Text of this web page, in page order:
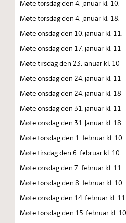
Møte torsdag den 4. januar kl. 10.
Møte torsdag den 4. januar kl. 18.
Møte onsdag den 10. januar kl. 11.
Møte onsdag den 17. januar kl. 11
Møte tirsdag den 23. januar kl. 10
Møte onsdag den 24. januar kl. 11
Møte onsdag den 24. januar kl. 18
Møte onsdag den 31. januar kl. 11
Møte onsdag den 31. januar kl. 18
Møte torsdag den 1. februar kl. 10
Møte tirsdag den 6. februar kl. 10
Møte onsdag den 7. februar kl. 11
Møte torsdag den 8. februar kl. 10
Møte onsdag den 14. februar kl. 11
Møte torsdag den 15. februar kl. 10